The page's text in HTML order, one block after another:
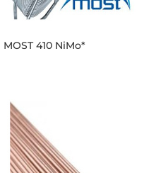
MOST 410 NiMo*